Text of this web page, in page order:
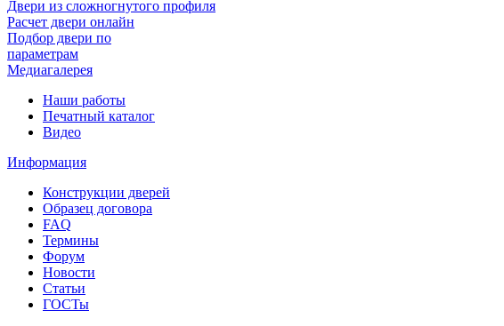
Двери из сложногнутого профиля
Расчет двери онлайн
Подбор двери по
параметрам
Медиагалерея
Наши работы
Печатный каталог
Видео
Информация
Конструкции дверей
Образец договора
FAQ
Термины
Форум
Новости
Статьи
ГОСТы